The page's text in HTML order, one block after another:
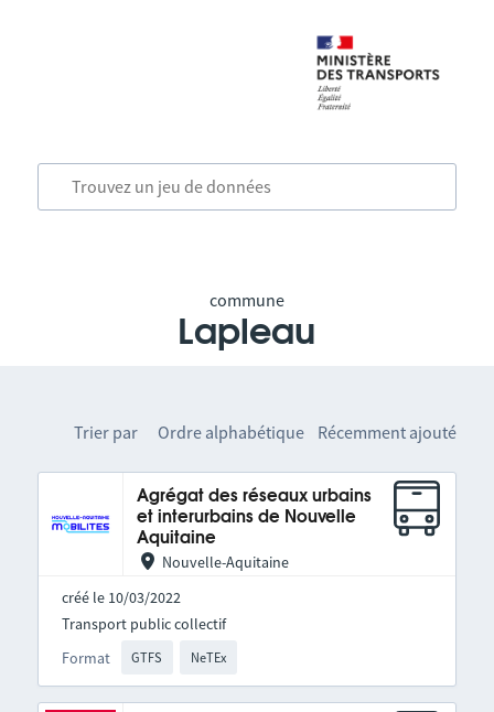
commune
Lapleau
Trier par Ordre alphabétique Récemment ajouté
Agrégat des réseaux urbains
et interurbains de Nouvelle
Aquitaine
Nouvelle-Aquitaine
créé le 10/03/2022
Format GTFS NeTEx
Transport public collectif